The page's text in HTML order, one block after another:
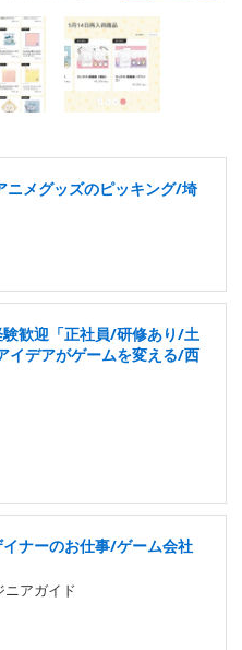
ニメグッズのピッキング/埼
歓迎「正社員/研修あり/土
イデアがゲームを変える/西
ナーのお仕事/ゲーム会社
ニアガイド